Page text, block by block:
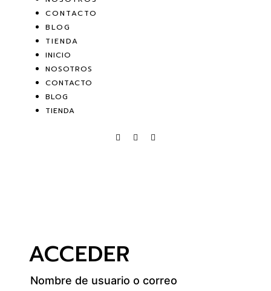
CONTACTO
BLOG
TIENDA
INICIO
NOSOTROS
CONTACTO
BLOG
TIENDA
ACCEDER
Nombre de usuario o correo